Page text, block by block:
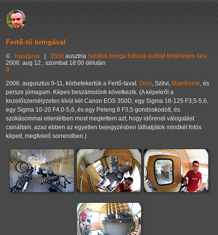
Fertő-tó bringával
© Haszprus | 350d ausztria barátok bringa fotózás külföld történelem túra
2006. aug 12., szombat 18:00 délután
9
2006. augusztus 9-11, körbetekertük a Fertő-tavat. Orca, Szilvi, Mainframe, és
persze jómagam. Képes beszámolónk következik. (A képekről a
kezelőszemélyzeten kívül két Canon EOS 350D, egy Sigma 18-125 F3,5-5,6,
egy Sigma 10-20 F4,0-5,6, és egy Peleng 8 F3,5 gondoskodott, és
szokásommal ellentétben most megtettem azt, hogy időrendi válogatást
csináltam, azaz ebben az egyetlen bejegyzésben láthatjátok mindkét fotós
képeit, megfelelő sorrendben.)